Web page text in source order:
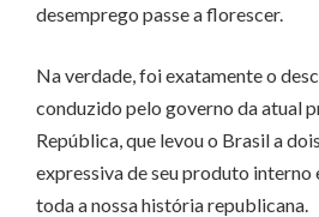
desemprego passe a florescer.
Na verdade, foi exatamente o
conduzido pelo governo da atual
República, que levou o Brasil a
expressiva de seu produto interno
toda a nossa história republicana.